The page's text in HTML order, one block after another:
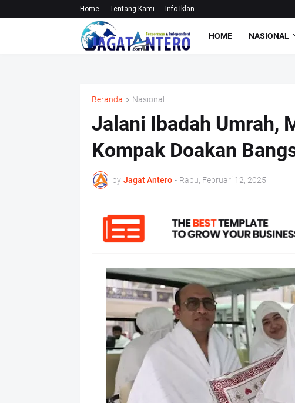
Home Tentang Kami Info Iklan
HOME NASIONAL
Beranda Nasional
Jalani Ibadah Umrah,
Kompak Doakan
by Jagat Antero - Rabu, Februari 12, 2025